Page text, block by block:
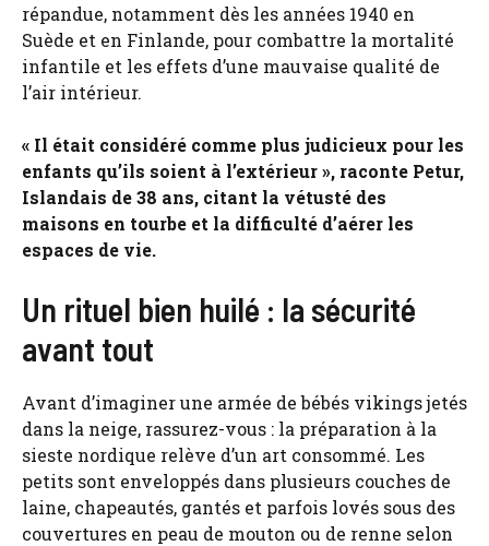
répandue, notamment dès les années 1940 en
Suède et en Finlande, pour combattre la mortalité
infantile et les effets d’une mauvaise qualité de
l’air intérieur.
« Il était considéré comme plus judicieux pour les
enfants qu’ils soient à l’extérieur », raconte Petur,
Islandais de 38 ans, citant la vétusté des
maisons en tourbe et la difficulté d’aérer les
espaces de vie.
Un rituel bien huilé : la sécurité
avant tout
Avant d’imaginer une armée de bébés vikings jetés
dans la neige, rassurez-vous : la préparation à la
sieste nordique relève d’un art consommé. Les
petits sont enveloppés dans plusieurs couches de
laine, chapeautés, gantés et parfois lovés sous des
couvertures en peau de mouton ou de renne selon